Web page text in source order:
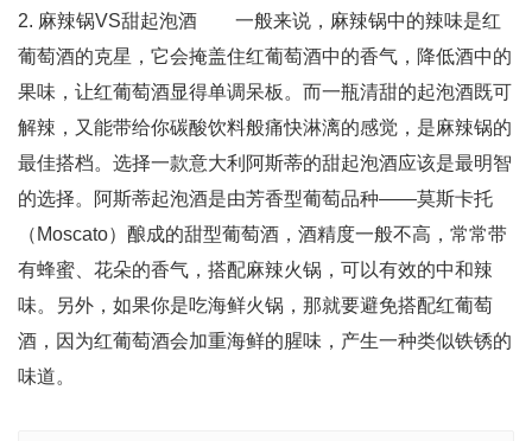
2. 麻辣锅VS甜起泡酒 一般来说，麻辣锅中的辣味是红
葡萄酒的克星，它会掩盖住红葡萄酒中的香气，降低酒中的
果味，让红葡萄酒显得单调呆板。而一瓶清甜的起泡酒既可
解辣，又能带给你碳酸饮料般痛快淋漓的感觉，是麻辣锅的
最佳搭档。选择一款意大利阿斯蒂的甜起泡酒应该是最明智
的选择。阿斯蒂起泡酒是由芳香型葡萄品种——莫斯卡托
（Moscato）酿成的甜型葡萄酒，酒精度一般不高，常常带
有蜂蜜、花朵的香气，搭配麻辣火锅，可以有效的中和辣
味。另外，如果你是吃海鲜火锅，那就要避免搭配红葡萄
酒，因为红葡萄酒会加重海鲜的腥味，产生一种类似铁锈的
味道。